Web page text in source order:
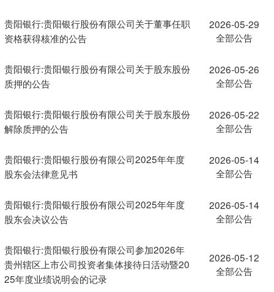
贵阳银行:贵阳银行股份有限公司关于董事任职
资格获得核准的公告
2026-05-29
全部公告
贵阳银行:贵阳银行股份有限公司关于股东股份
质押的公告
2026-05-26
全部公告
贵阳银行:贵阳银行股份有限公司关于股东股份
解除质押的公告
2026-05-22
全部公告
贵阳银行:贵阳银行股份有限公司2025年年度
股东会法律意见书
2026-05-14
全部公告
贵阳银行:贵阳银行股份有限公司2025年年度
股东会决议公告
2026-05-14
全部公告
贵阳银行:贵阳银行股份有限公司参加2026年
贵州辖区上市公司投资者集体接待日活动暨20
25年度业绩说明会的记录
2026-05-12
全部公告